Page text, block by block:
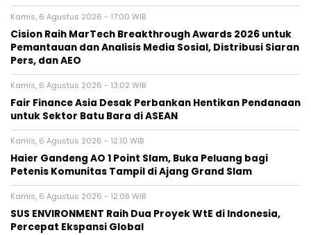
Kamis, 6 Agustus 2026 - 17:00 WIB
Cision Raih MarTech Breakthrough Awards 2026 untuk
Pemantauan dan Analisis Media Sosial, Distribusi Siaran
Pers, dan AEO
Kamis, 6 Agustus 2026 - 13:02 WIB
Fair Finance Asia Desak Perbankan Hentikan Pendanaan
untuk Sektor Batu Bara di ASEAN
Kamis, 6 Agustus 2026 - 12:10 WIB
Haier Gandeng AO 1 Point Slam, Buka Peluang bagi
Petenis Komunitas Tampil di Ajang Grand Slam
Kamis, 6 Agustus 2026 - 12:08 WIB
SUS ENVIRONMENT Raih Dua Proyek WtE di Indonesia,
Percepat Ekspansi Global